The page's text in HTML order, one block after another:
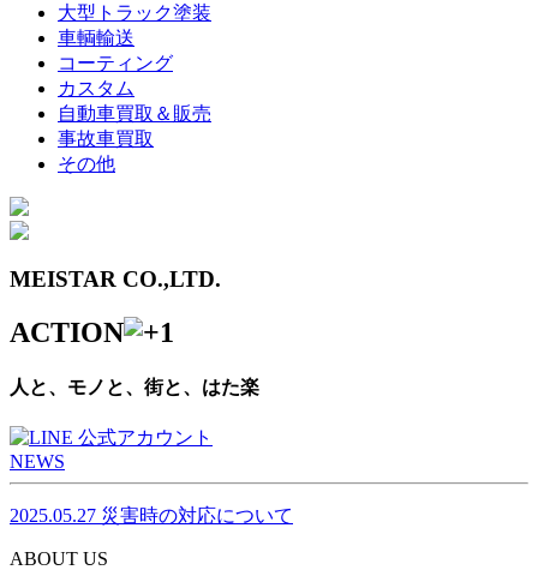
大型トラック塗装
車輌輸送
コーティング
カスタム
自動車買取＆販売
事故車買取
その他
MEISTAR CO.,LTD.
ACTION
人と、モノと、街と、はた楽
NEWS
2025.05.27 災害時の対応について
ABOUT US